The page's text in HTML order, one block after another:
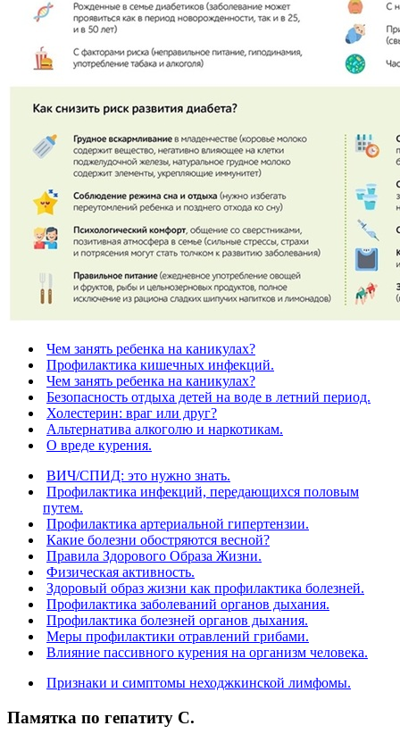
Чем занять ребенка на каникулах?
Профилактика кишечных инфекций.
Чем занять ребенка на каникулах?
Безопасность отдыха детей на воде в летний период.
Холестерин: враг или друг?
Альтернатива алкоголю и наркотикам.
О вреде курения.
ВИЧ/СПИД: это нужно знать.
Профилактика инфекций, передающихся половым
путем.
Профилактика артериальной гипертензии.
Какие болезни обостряются весной?
Правила Здорового Образа Жизни.
Физическая активность.
Здоровый образ жизни как профилактика болезней.
Профилактика заболеваний органов дыхания.
Профилактика болезней органов дыхания.
Меры профилактики отравлений грибами.
Влияние пассивного курения на организм человека.
Признаки и симптомы неходжкинской лимфомы.
Памятка по гепатиту С.